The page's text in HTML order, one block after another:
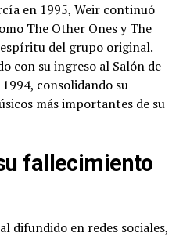
en 1995, Weir continuó
The Other Ones y The
del grupo original.
con su ingreso al Salón de
consolidando su
más importantes de su
fallecimiento
difundido en redes sociales,